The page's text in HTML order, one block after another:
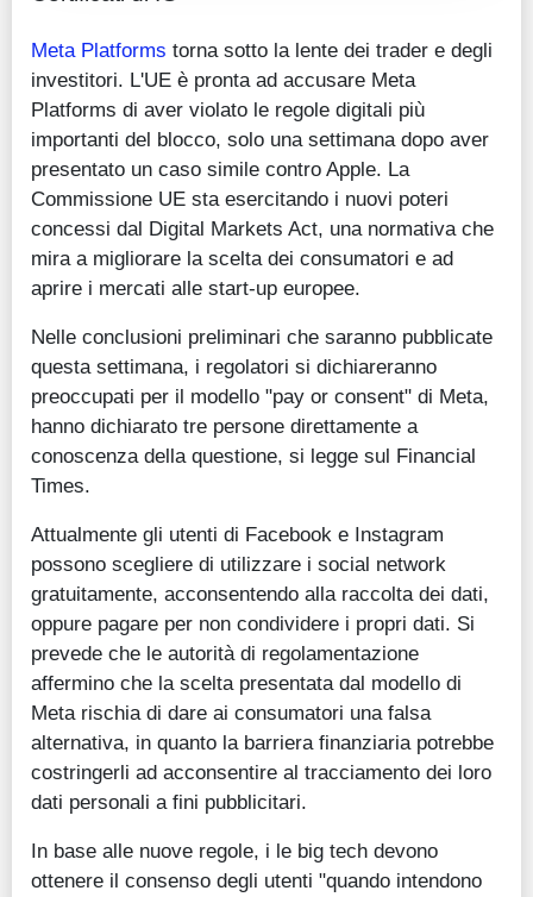
Meta Platforms torna sotto la lente dei trader e degli
investitori. L'UE è pronta ad accusare Meta
Platforms di aver violato le regole digitali più
importanti del blocco, solo una settimana dopo aver
presentato un caso simile contro Apple. La
Commissione UE sta esercitando i nuovi poteri
concessi dal Digital Markets Act, una normativa che
mira a migliorare la scelta dei consumatori e ad
aprire i mercati alle start-up europee.
Nelle conclusioni preliminari che saranno pubblicate
questa settimana, i regolatori si dichiareranno
preoccupati per il modello "pay or consent" di Meta,
hanno dichiarato tre persone direttamente a
conoscenza della questione, si legge sul Financial
Times.
Attualmente gli utenti di Facebook e Instagram
possono scegliere di utilizzare i social network
gratuitamente, acconsentendo alla raccolta dei dati,
oppure pagare per non condividere i propri dati. Si
prevede che le autorità di regolamentazione
affermino che la scelta presentata dal modello di
Meta rischia di dare ai consumatori una falsa
alternativa, in quanto la barriera finanziaria potrebbe
costringerli ad acconsentire al tracciamento dei loro
dati personali a fini pubblicitari.
In base alle nuove regole, i le big tech devono
ottenere il consenso degli utenti "quando intendono